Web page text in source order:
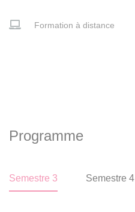
Formation à distance
Programme
Semestre 3 Semestre 4